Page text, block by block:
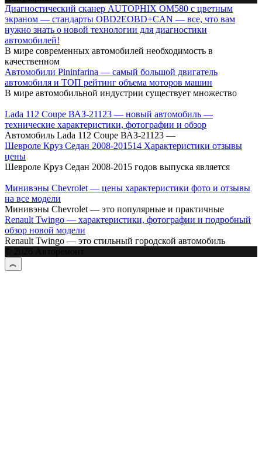
Диагностический сканер AUTOPHIX OM580 с цветным
экраном — стандарты OBD2EOBD+CAN — все, что вам
нужно знать о новой технологии для диагностики
автомобилей!
В мире современных автомобилей необходимость в
качественном
Автомобили Pininfarina — самый большой двигатель
автомобиля и ТОП рейтинг объема моторов машин
В мире автомобильной индустрии существует множество
Lada 112 Coupe ВАЗ-21123 — новый автомобиль —
технические характеристики, фотографии и обзор
Автомобиль Lada 112 Coupe ВАЗ-21123 —
Шевроле Круз Cедан 2008-201514 Характеристики отзывы
цены
Шевроле Круз Седан 2008-2015 годов выпуска является
Минивэны Chevrolet — цены характеристики фото и отзывы
на все модели
Минивэны Chevrolet — это популярные и практичные
Renault Twingo — характеристики, фотографии и подробный
обзор новой модели
Renault Twingo — это стильный городской автомобиль